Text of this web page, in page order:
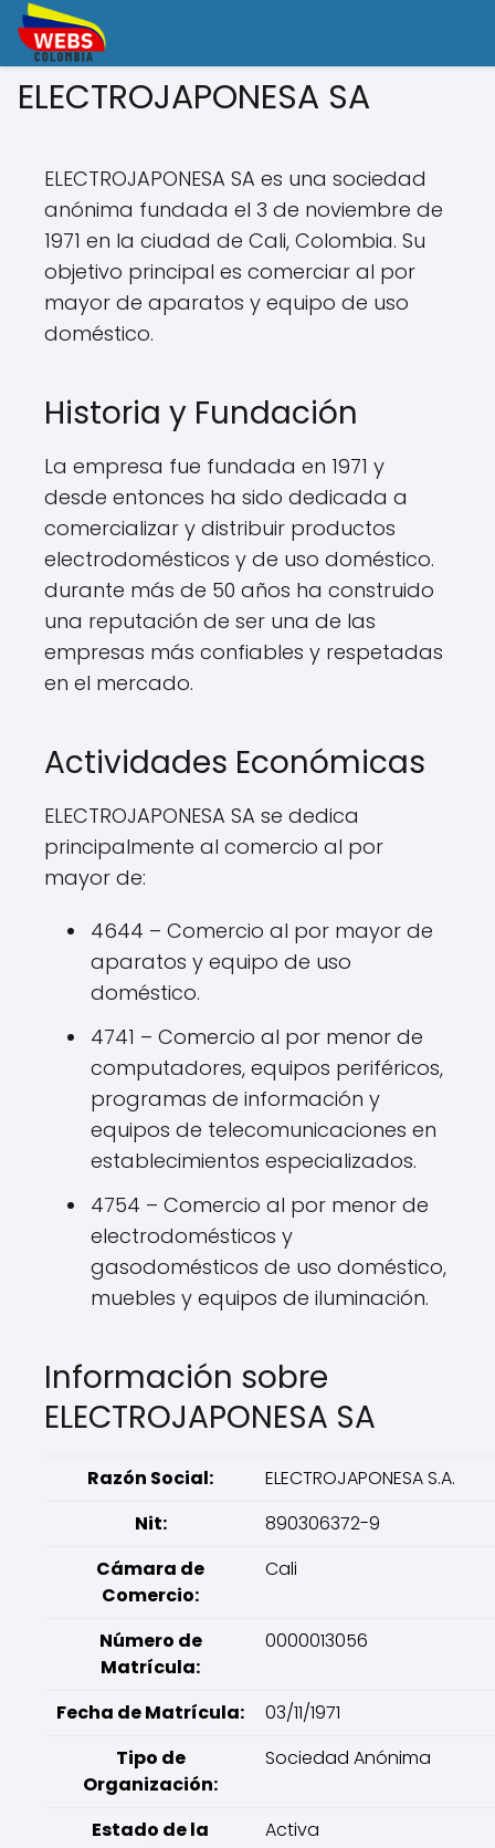
ELECTROJAPONESA SA
ELECTROJAPONESA SA es una sociedad
anónima fundada el 3 de noviembre de
1971 en la ciudad de Cali, Colombia. Su
objetivo principal es comerciar al por
mayor de aparatos y equipo de uso
doméstico.
Historia y Fundación
La empresa fue fundada en 1971 y
desde entonces ha sido dedicada a
comercializar y distribuir productos
electrodomésticos y de uso doméstico.
durante más de 50 años ha construido
una reputación de ser una de las
empresas más confiables y respetadas
en el mercado.
Actividades Económicas
ELECTROJAPONESA SA se dedica
principalmente al comercio al por
mayor de:
4644 – Comercio al por mayor de
aparatos y equipo de uso
doméstico.
4741 – Comercio al por menor de
computadores, equipos periféricos,
programas de información y
equipos de telecomunicaciones en
establecimientos especializados.
4754 – Comercio al por menor de
electrodomésticos y
gasodomésticos de uso doméstico,
muebles y equipos de iluminación.
Información sobre
ELECTROJAPONESA SA
Razón Social:
ELECTROJAPONESA S.A.
Nit:
890306372-9
Cámara de
Comercio:
Cali
Número de
Matrícula:
0000013056
Fecha de Matrícula:
03/11/1971
Tipo de
Organización:
Sociedad Anónima
Estado de la
Activa